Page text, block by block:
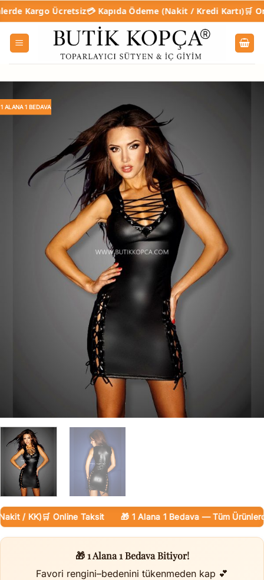
İçeriğe
atla
Ücretsiz💳 Kapıda Ödeme (Nakit / Kredi Kartı)🛒 Online
1 ALANA 1 BEDAVA
/ KK)🛒 Online Taksit 🎁 1 Alana 1 Bedava — Tüm Ürünlerde
🎁 1 Alana 1 Bedava Bitiyor!
Favori rengini–bedenini tükenmeden kap 💕